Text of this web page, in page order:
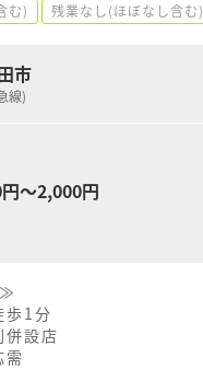
む) 残業なし(ほぼなし含む)
市
線)
～2,000円
歩1分
設店